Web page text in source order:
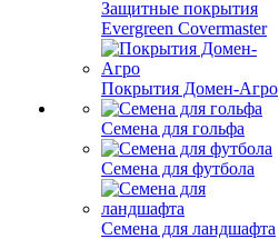
Защитные покрытия
Evergreen Covermaster
Покрытия Домен-Агро
Семена для гольфа
Семена для футбола
Семена для ландшафта